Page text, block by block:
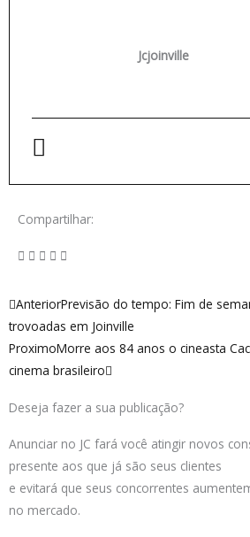
Jcjoinville
Compartilhar:
Anterior
AnteriorPrevisão do tempo: Fim de
trovoadas em Joinville
ProximoMorre aos 84 anos o cineasta
cinema brasileiro
Próximo
Deseja fazer a sua publicação?
Anunciar no JC fará você atingir novos
presente aos que já são seus clientes
e evitará que seus concorrentes
no mercado.